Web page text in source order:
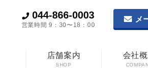
メ
044-866-0003
営業時間 9：30〜18：00
会社
店舗案内
SHOP